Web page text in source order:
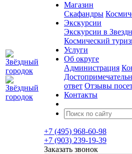
Магазин
Скафандры
Экскурсии
Экскурсии в
Космический
Услуги
Об округе
Администрация
ответ Отзывы
Контакты
+7 (495) 968-60-98
+7 (903) 239-19-39
Заказать звонок